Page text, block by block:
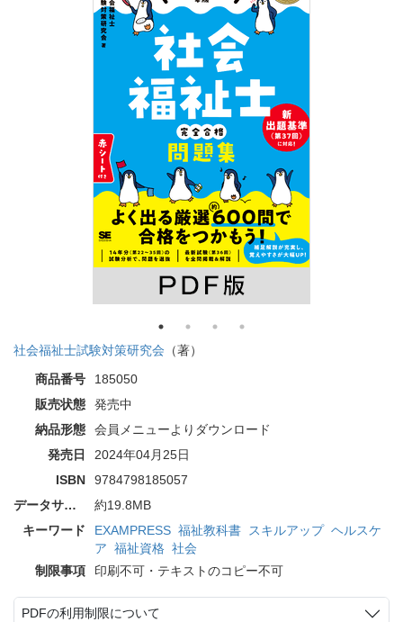
社会福祉士試験対策研究会 （著）
商品番号
185050
販売状態
発売中
納品形態
会員メニューよりダウンロード
発売日
2024年04月25日
ISBN
9784798185057
データサイズ
約19.8MB
キーワード
EXAMPRESS 福祉教科書 スキルアップ ヘルスケ
ア 福祉資格 社会
制限事項
印刷不可・テキストのコピー不可
PDFの利用制限について